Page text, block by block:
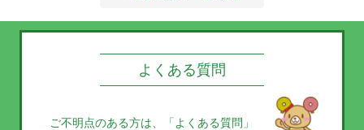
よくある質問
ご不明点のある方は、
「よくある質問」